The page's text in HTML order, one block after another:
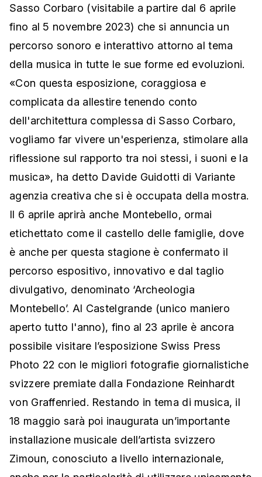
Sasso Corbaro (visitabile a partire dal 6 aprile
fino al 5 novembre 2023) che si annuncia un
percorso sonoro e interattivo attorno al tema
della musica in tutte le sue forme ed evoluzioni.
«Con questa esposizione, coraggiosa e
complicata da allestire tenendo conto
dell'architettura complessa di Sasso Corbaro,
vogliamo far vivere un'esperienza, stimolare alla
riflessione sul rapporto tra noi stessi, i suoni e la
musica», ha detto Davide Guidotti di Variante
agenzia creativa che si è occupata della mostra.
Il 6 aprile aprirà anche Montebello, ormai
etichettato come il castello delle famiglie, dove
è anche per questa stagione è confermato il
percorso espositivo, innovativo e dal taglio
divulgativo, denominato ‘Archeologia
Montebello’. Al Castelgrande (unico maniero
aperto tutto l'anno), fino al 23 aprile è ancora
possibile visitare l’esposizione Swiss Press
Photo 22 con le migliori fotografie giornalistiche
svizzere premiate dalla Fondazione Reinhardt
von Graffenried. Restando in tema di musica, il
18 maggio sarà poi inaugurata un’importante
installazione musicale dell’artista svizzero
Zimoun, conosciuto a livello internazionale,